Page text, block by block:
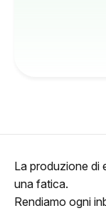
La produzione di
una fatica.
Rendiamo ogni